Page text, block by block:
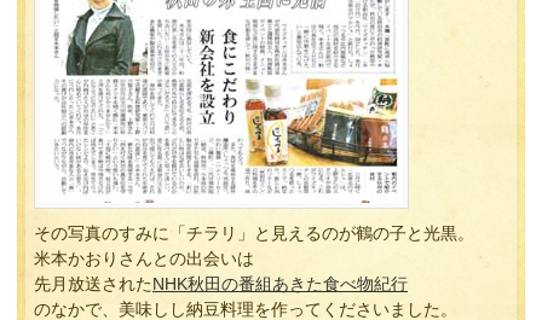
その写真のすみに「チラリ」と見えるのが鶴の子と光黒。
米本かおりさんとの出会いは
先月放送されたNHK秋田の番組あきた食べ物紀行
のなかで、美味しし納豆料理を作ってくださいました。